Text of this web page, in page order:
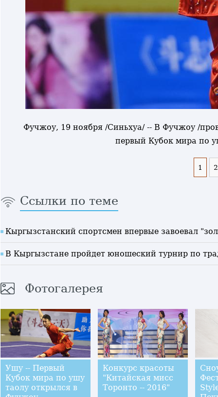
Фучжоу, 19 ноября /Синьхуа/ -- В Фучжоу /
первый Кубок мира по
1 2
Ссылки по теме
Кыргызстанский спортсмен впервые завоевал
В Кыргызстане пройдет юношеский турнир по
Фотогалерея
Ушу -- Первый
Кубок мира по ушу
таолу открылся в
Конкурс красоты
"Китайская мисс
Торонто -- 2016"